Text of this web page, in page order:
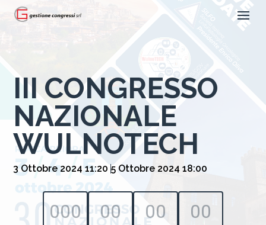
III CONGRESSO
NAZIONALE
WULNOTECH
3 Ottobre 2024 11:20 5 Ottobre 2024 18:00
000 00 00 00